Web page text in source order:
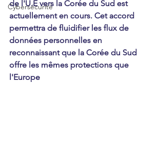
Cybersécurité
de l'U.E vers la Corée du Sud est
actuellement en cours. Cet accord
permettra de fluidifier les flux de
données personnelles en
reconnaissant que la Corée du Sud
offre les mêmes protections que
l'Europe